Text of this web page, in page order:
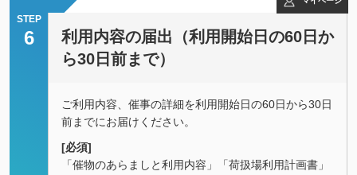
STEP
6
利用内容の届出（利用開始日の60日か
ら30日前まで）
ご利用内容、催事の詳細を利用開始日の60日から30日
前までにお届けください。
[必須]
「催物のあらましと利用内容」「荷扱場利用計画書」